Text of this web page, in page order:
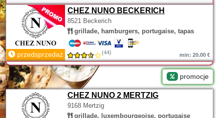
CHEZ NUNO BECKERICH
8521 Beckerich
grillade, hamburgers, portugaise, tapas
przedsprzedaż (44) min: 20.00 €
promocje
CHEZ NUNO 2 MERTZIG
9168 Mertzig
grillade, luxembourgeoise, portugaise